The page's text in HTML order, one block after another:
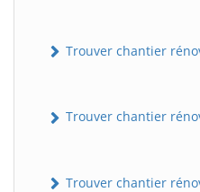
Trouver chantier
Trouver chantier
Trouver chantier